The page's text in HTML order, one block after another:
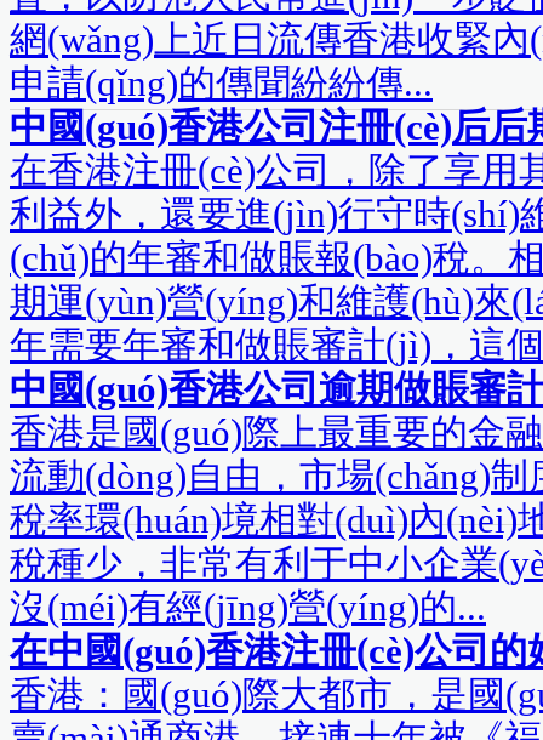
網(wǎng)上近日流傳香港收緊
申請(qǐng)的傳聞紛紛傳...
中國(guó)香港公司注冊(cè)后后
在香港注冊(cè)公司，除了享
利益外，還要進(jìn)行守時(shí)維護
(chǔ)的年審和做賬報(bào)稅
期運(yùn)營(yíng)和維護(hù)來(lái)
年需要年審和做賬審計(jì)，這
中國(guó)香港公司逾期做賬審
香港是國(guó)際上最重要的金
流動(dòng)自由，市場(chǎng)
稅率環(huán)境相對(duì)內(nèi)地
稅種少，非常有利于中小企業
沒(méi)有經(jīng)營(yíng)的...
在中國(guó)香港注冊(cè)公司
香港：國(guó)際大都市，是國